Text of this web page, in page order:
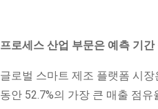
프로세스 산업 부문은 예측 기
글로벌 스마트 제조 플랫폼 시
동안 52.7%의 가장 큰 매출 점